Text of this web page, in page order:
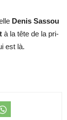
De­nis Sas­sou
à la tête de la pri­
est là.